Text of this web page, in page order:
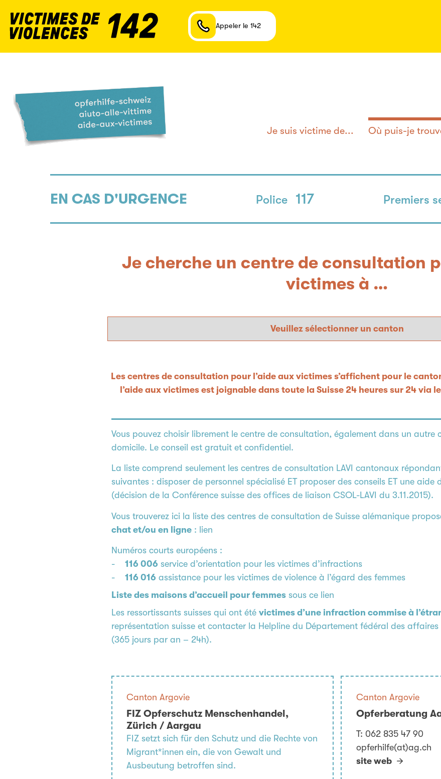
Appeler le 142
Je suis victime de... Où puis-je
EN CAS D'URGENCE Police 117 Premiers
Je cherche un centre de consultation
victimes à …
Les centres de consultation pour l’aide aux victimes s’affichent pour le
l’aide aux victimes est joignable dans toute la Suisse 24 heures sur 24 via
Vous pouvez choisir librement le centre de consultation, également dans un
domicile. Le conseil est gratuit et confidentiel.
La liste comprend seulement les centres de consultation LAVI cantonaux
suivantes : disposer de personnel spécialisé ET proposer des conseils ET une aide
(décision de la Conférence suisse des offices de liaison CSOL-LAVI du 3.11.2015).
Vous trouverez ici la liste des centres de consultation de Suisse alémanique
chat et/ou en ligne: lien
Numéros courts européens :
- 116 006service d’orientation pour les victimes d’infractions
- 116 016assistance pour les victimes de violence à l’égard des femmes
Liste des maisons d’accueil pour femmessous ce lien
Les ressortissants suisses qui ont été victimes d’une infraction commise à
représentation suisse et contacter la Helpline du Département fédéral des affaires
(365 jours par an – 24h).
Canton Argovie
FIZ Opferschutz Menschenhandel,
Zürich / Aargau
FIZ setzt sich für den Schutz und die Rechte von
Migrant*innen ein, die von Gewalt und
Ausbeutung betroffen sind.
Canton Argovie
Opferberatung
T: 062 835 47 90
opferhilfe(at)ag.ch
site web